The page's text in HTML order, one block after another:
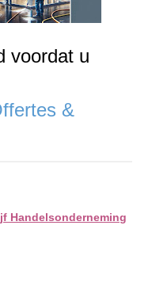
voordat u
&
Handelsonderneming